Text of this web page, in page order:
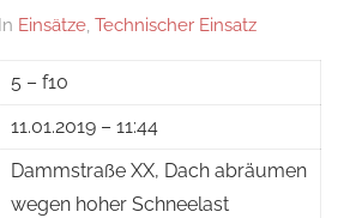
Von
In Einsätze, Technischer Einsatz
5 – f10
11.01.2019 – 11:44
Dammstraße XX, Dach abräumen
wegen hoher Schneelast